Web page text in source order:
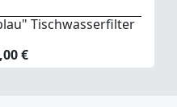
Tischwasserfilter
€